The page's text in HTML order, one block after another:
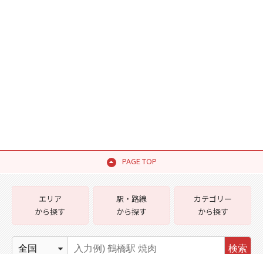
PAGE TOP
エリア
から探す
駅・路線
から探す
カテゴリー
から探す
検索